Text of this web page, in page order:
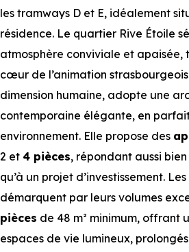
les tramways D et E, idéalement
résidence. Le quartier Rive Étoile
atmosphère conviviale et apaisée,
cœur de l’animation
dimension humaine, adopte une
contemporaine élégante, en
environnement. Elle propose des
2 et 4 pièces, répondant aussi
qu’à un projet d’investissement.
démarquent par leurs volumes
pièces de 48 m² minimum, offrant
espaces de vie lumineux,